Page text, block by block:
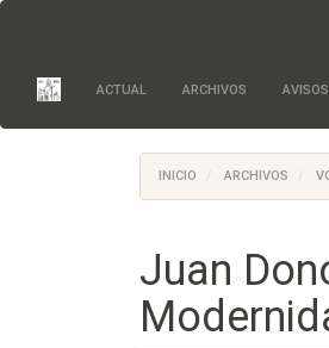
contenido
la
ACTUAL ARCHIVOS AVISOS
INICIO ARCHIVOS
Juan